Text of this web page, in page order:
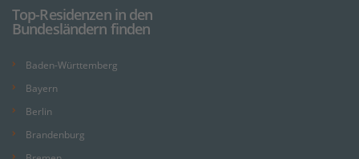
Top-Residenzen in den
Bundesländern finden
Baden-Württemberg
Bayern
Berlin
Brandenburg